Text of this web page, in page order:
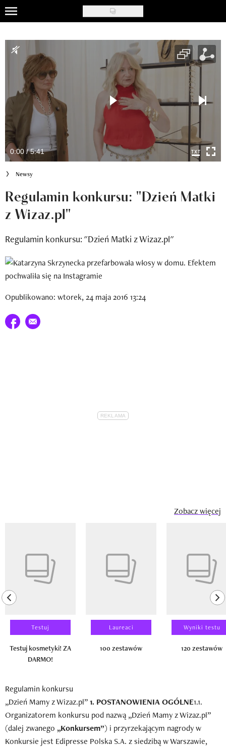
Skip
to
main
content
Moda
Ślub i wesele
Styl życia
Nasze akcje
Inspiracje
Newsy
Wizaz Summer Influ School
Mój profil / Zarejestruj się
0:00 / 5:41
Newsy
Regulamin konkursu: "Dzień Matki
z Wizaz.pl"
Regulamin konkursu: "Dzień Matki z Wizaz.pl"
Opublikowano: wtorek, 24 maja 2016 13:24
Udostępnij na facebook
E-mail do przyjaciela
Zobacz więcej
previous element
Testuj
Testuj kosmetyki! ZA
DARMO!
Laureaci
100 zestawów
Wyniki testu
120 zestawów
Regulamin konkursu
„Dzień Mamy z Wizaz.pl”1. POSTANOWIENIA OGÓLNE1.1.
Organizatorem konkursu pod nazwą „Dzień Mamy z Wizaz.pl”
(dalej zwanego „Konkursem”) i przyrzekającym nagrody w
Konkursie jest Edipresse Polska S.A. z siedzibą w Warszawie,